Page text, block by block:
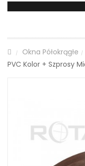
/ Okna Półokrągłe /
PVC Kolor + Szprosy